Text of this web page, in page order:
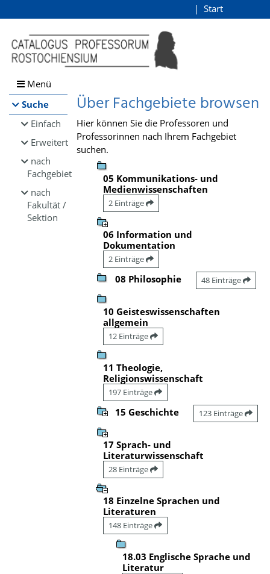
Browsen
direkt zum Inhalt
Start
Menü
Suche
Einfach
Erweitert
nach
Fachgebiet
nach
Fakultät /
Sektion
Über Fachgebiete browsen
Hier können Sie die Professoren und
Professorinnen nach Ihrem Fachgebiet
suchen.
05 Kommunikations- und
Medienwissenschaften
2 Einträge
06 Information und
Dokumentation
2 Einträge
08 Philosophie 48 Einträge
10 Geisteswissenschaften
allgemein
12 Einträge
11 Theologie,
Religionswissenschaft
197 Einträge
15 Geschichte 123 Einträge
17 Sprach- und
Literaturwissenschaft
28 Einträge
18 Einzelne Sprachen und
Literaturen
148 Einträge
18.03 Englische Sprache und
Literatur